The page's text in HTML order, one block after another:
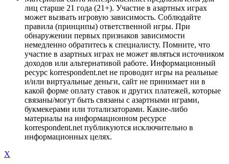
лиц старше 21 года (21+). Участие в азартных играх
может вызвать игровую зависимость. Соблюдайте
правила (принципы) ответственной игры. При
обнаружении первых признаков зависимости
немедленно обратитесь к специалисту. Помните, что
участие в азартных играх не может являться источником
доходов или альтернативой работе. Информационный
ресурс korrespondent.net не проводит игры на реальные
и/или виртуальные деньги, сайт не принимает ни в
какой форме оплату ставок и других платежей, которые
связаны/могут быть связаны с азартными играми,
букмекерами или тотализаторами. Какие-либо
материалы на информационном ресурсе
korrespondent.net публикуются исключительно в
информационных целях.
X